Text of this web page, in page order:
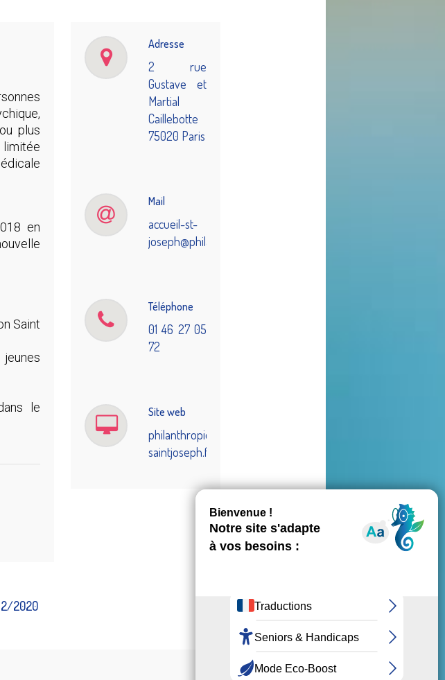
plus
limitée
en
Saint
le
Adresse
2 rue
Gustave et
Martial
Caillebotte
75020 Paris
Mail
accueil-st-
joseph@philanthropique.asso.fr
Téléphone
01 46 27 05
72
Site web
philanthropique-
saintjoseph.fr
2020